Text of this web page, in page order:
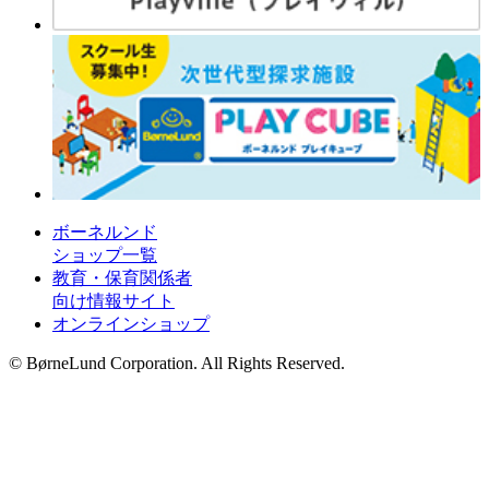
ボーネルンド
ショップ一覧
教育・保育関係者
向け情報サイト
オンラインショップ
© BørneLund Corporation. All Rights Reserved.